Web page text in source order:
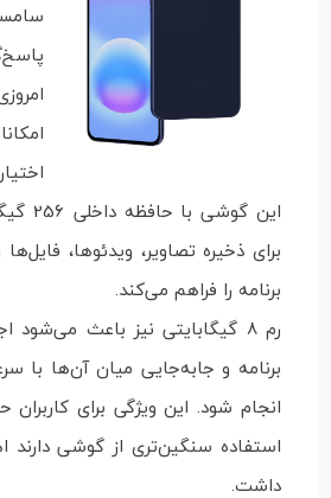
این
برای ذخیره تصاویر، ویدئوها،
برنامه را فراهم می‌کند.
رم 8 گیگابایتی نیز باعث
برنامه و جابه‌جایی میان آن‌ها با
انجام شود. این ویژگی برای کاربران
استفاده سنگین‌تری از گوشی دارند
داشت.